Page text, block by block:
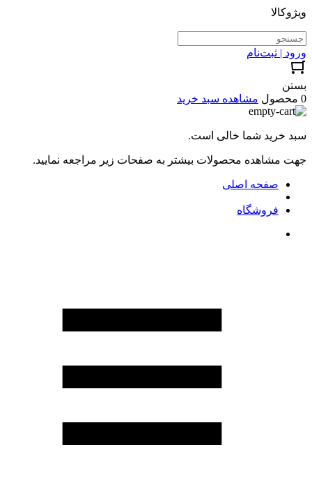
ویژوکالا
ورود | ثبت‌نام
بستن
0 محصول
مشاهده سبد خرید
سبد خرید شما خالی است.
جهت مشاهده محصولات بیشتر به صفحات زیر مراجعه نمایید.
صفحه اصلی
فروشگاه